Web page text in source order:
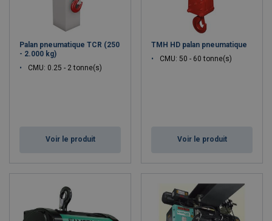
Palan pneumatique TCR (250
- 2.000 kg)
CMU: 0.25 - 2 tonne(s)
Voir le produit
TMH HD palan pneumatique
CMU: 50 - 60 tonne(s)
Voir le produit